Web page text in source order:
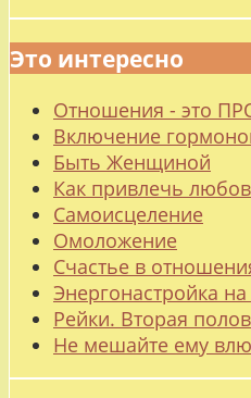
Это интересно
Отношения - это
Включение
Быть Женщиной
Как привлечь
Самоисцеление
Омоложение
Счастье в
Энергонастройка
Рейки. Вторая
Не мешайте ему